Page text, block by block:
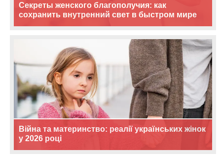
Секреты женского благополучия: как
сохранить внутренний свет в быстром мире
Війна та материнство: реалії українських жінок
у 2026 році